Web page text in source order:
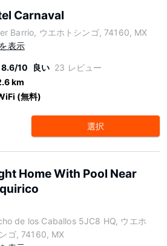
Carnaval
Barrio, ウエホトシンゴ, 74160, MX
表示
8.6/10 良い 23 レビュー
km
(無料)
選択
Home With Pool Near
de los Caballos 5JC8 HQ, ウエホ
ゴ, 74160, MX